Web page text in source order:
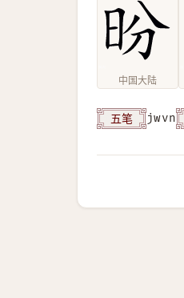
中国大陆
五笔 jwvn